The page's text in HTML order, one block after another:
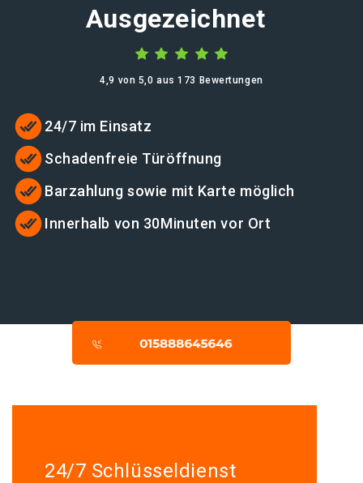
Ausgezeichnet
4,9 von 5,0 aus 173 Bewertungen
24/7 im Einsatz
Schadenfreie Türöffnung
Barzahlung sowie mit Karte möglich
Innerhalb von 30Minuten vor Ort
24/7 Schlüsseldienst